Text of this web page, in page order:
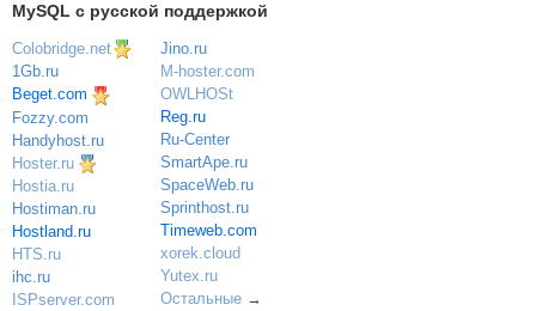
MySQL с русской поддержкой
Colobridge.net
1Gb.ru
Beget.com
Fozzy.com
Handyhost.ru
Hoster.ru
Hostia.ru
Hostiman.ru
Hostland.ru
HTS.ru
ihc.ru
ISPserver.com
Jino.ru
M-hoster.com
OWLHOSt
Reg.ru
Ru-Center
SmartApe.ru
SpaceWeb.ru
Sprinthost.ru
Timeweb.com
xorek.cloud
Yutex.ru
Остальные→